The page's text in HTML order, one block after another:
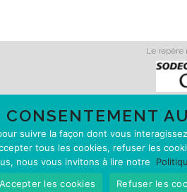
Le repère
CONSENTEMENT
suivre la façon dont vous
tous les cookies, refuser les
nous vous invitons à lire notre
Accepter les cookies
Refuser les